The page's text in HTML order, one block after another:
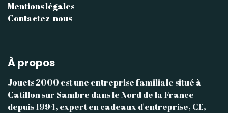
Mentions légales
Contactez-nous
À propos
Jouets 2000 est une entreprise familiale situé à
Catillon sur Sambre dans le Nord de la France
depuis 1994, expert en cadeaux d'entreprise, CE,